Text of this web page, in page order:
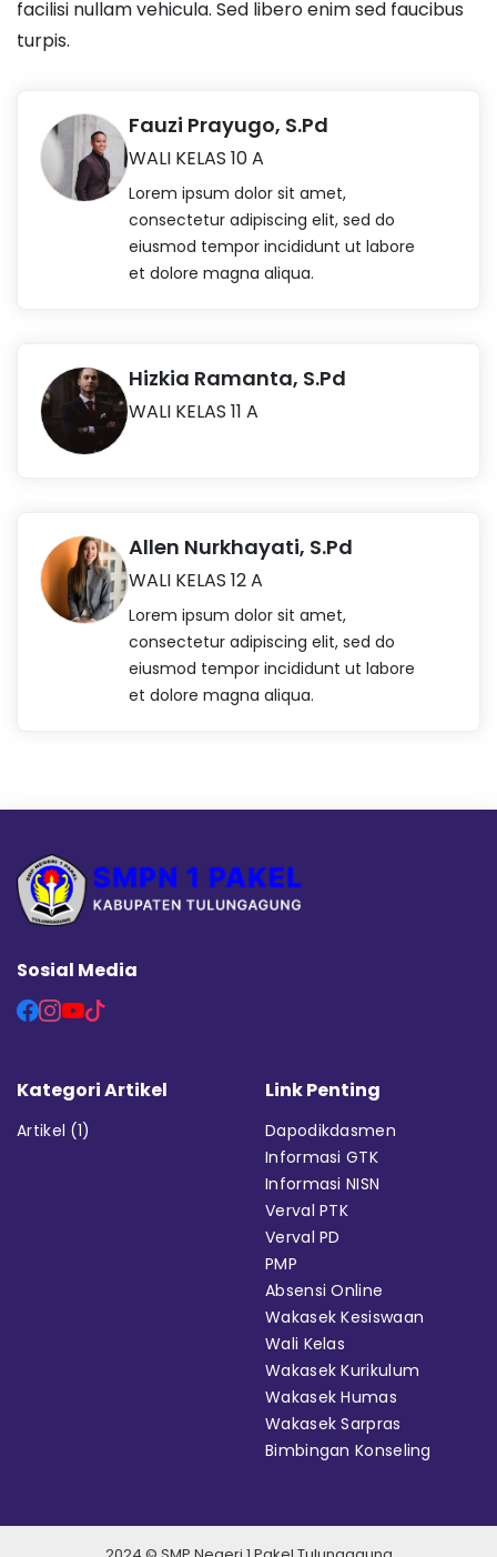
facilisi nullam vehicula. Sed libero enim sed faucibus
turpis.
Fauzi Prayugo, S.Pd
WALI KELAS 10 A
Lorem ipsum dolor sit amet,
consectetur adipiscing elit, sed do
eiusmod tempor incididunt ut labore
et dolore magna aliqua.
Hizkia Ramanta, S.Pd
WALI KELAS 11 A
Allen Nurkhayati, S.Pd
WALI KELAS 12 A
Lorem ipsum dolor sit amet,
consectetur adipiscing elit, sed do
eiusmod tempor incididunt ut labore
et dolore magna aliqua.
Sosial Media
Kategori Artikel
Artikel (1)
Link Penting
Dapodikdasmen
Informasi GTK
Informasi NISN
Verval PTK
Verval PD
PMP
Absensi Online
Wakasek Kesiswaan
Wali Kelas
Wakasek Kurikulum
Wakasek Humas
Wakasek Sarpras
Bimbingan Konseling